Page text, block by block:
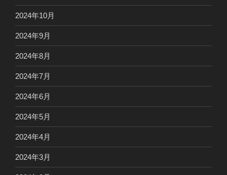
2024年10月
2024年9月
2024年8月
2024年7月
2024年6月
2024年5月
2024年4月
2024年3月